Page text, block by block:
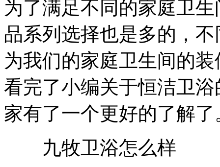
为了满足不同的家庭卫
品系列选择也是多的，
为我们的家庭卫生间的
看完了小编关于恒洁卫
家有了一个更好的了解了
九牧卫浴怎么样